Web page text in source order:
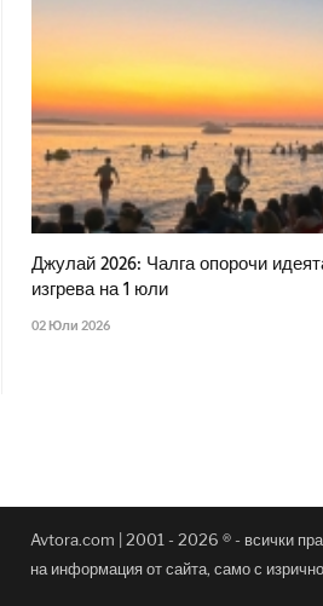
Джулай 2026: Чалга опорочи
изгрева на 1 юли
02 Юли 2026
Avtora.com | 2001 - 2026 ® - всички
на информация от сайта, само с